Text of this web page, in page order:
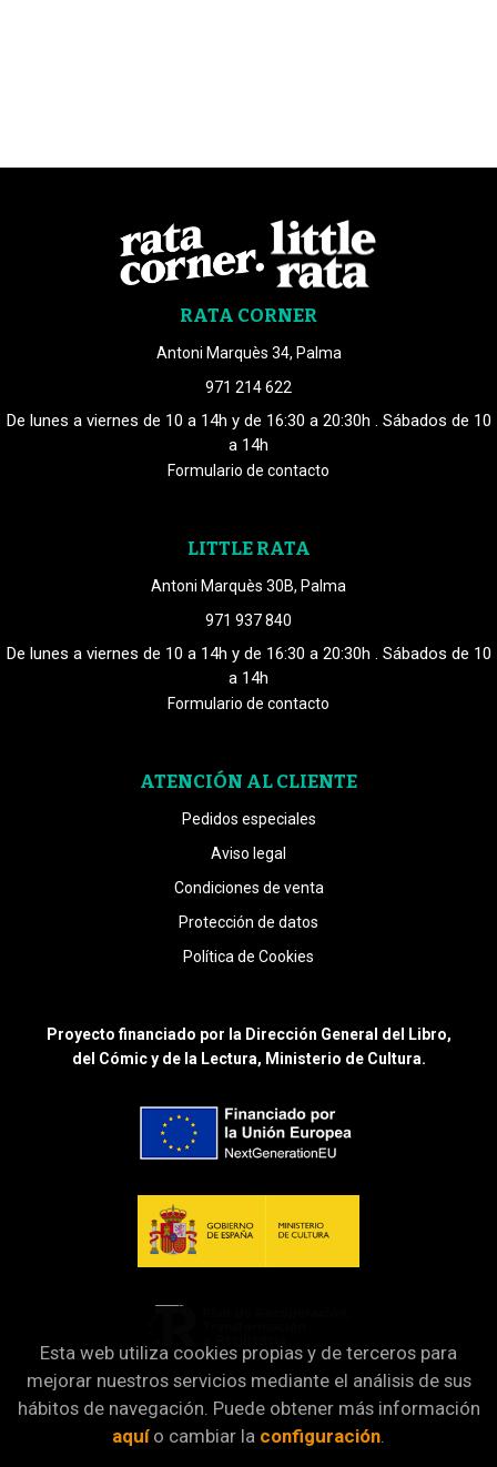
RATA CORNER
Antoni Marquès 34, Palma
971 214 622
De lunes a viernes de 10 a 14h y de 16:30 a 20:30h . Sábados de 10
a 14h
Formulario de contacto
LITTLE RATA
Antoni Marquès 30B, Palma
971 937 840
De lunes a viernes de 10 a 14h y de 16:30 a 20:30h . Sábados de 10
a 14h
Formulario de contacto
ATENCIÓN AL CLIENTE
Pedidos especiales
Aviso legal
Condiciones de venta
Protección de datos
Política de Cookies
Proyecto financiado por la Dirección General del Libro,
del Cómic y de la Lectura, Ministerio de Cultura.
Esta web utiliza cookies propias y de terceros para
mejorar nuestros servicios mediante el análisis de sus
hábitos de navegación. Puede obtener más información
aquío cambiar la configuración.